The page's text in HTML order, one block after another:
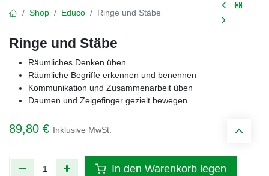
Shop Educo Ringe und Stäbe
Ringe und Stäbe
Räumliches Denken üben
Räumliche Begriffe erkennen und benennen
Kommunikation und Zusammenarbeit üben
Daumen und Zeigefinger gezielt bewegen
89,80 € Inklusive MwSt.
In den Warenkorb legen